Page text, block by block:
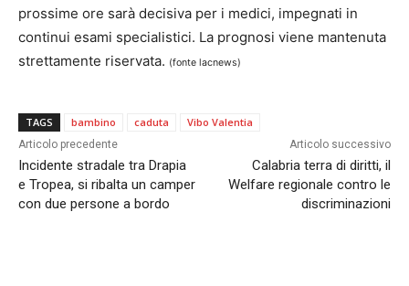
prossime ore sarà decisiva per i medici, impegnati in
continui esami specialistici. La prognosi viene mantenuta
strettamente riservata. (fonte lacnews)
TAGS bambino caduta Vibo Valentia
Articolo precedente
Incidente stradale tra Drapia
e Tropea, si ribalta un camper
con due persone a bordo
Articolo successivo
Calabria terra di diritti, il
Welfare regionale contro le
discriminazioni